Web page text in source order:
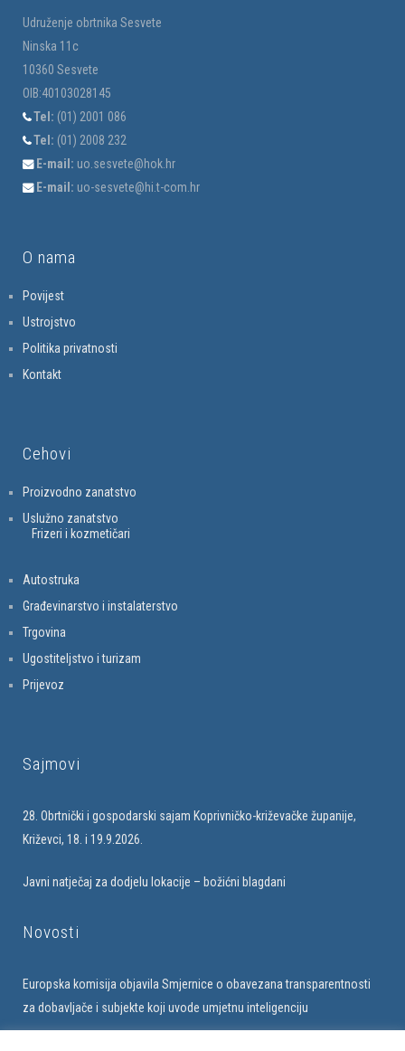
Udruženje obrtnika Sesvete
Ninska 11c
10360 Sesvete
OIB:40103028145
Tel: (01) 2001 086
Tel: (01) 2008 232
E-mail: uo.sesvete@hok.hr
E-mail: uo-sesvete@hi.t-com.hr
O nama
Povijest
Ustrojstvo
Politika privatnosti
Kontakt
Cehovi
Proizvodno zanatstvo
Uslužno zanatstvo
Frizeri i kozmetičari
Autostruka
Građevinarstvo i instalaterstvo
Trgovina
Ugostiteljstvo i turizam
Prijevoz
Sajmovi
28. Obrtnički i gospodarski sajam Koprivničko-križevačke županije,
Križevci, 18. i 19.9.2026.
Javni natječaj za dodjelu lokacije – božićni blagdani
Novosti
Europska komisija objavila Smjernice o obavezana transparentnosti
za dobavljače i subjekte koji uvode umjetnu inteligenciju